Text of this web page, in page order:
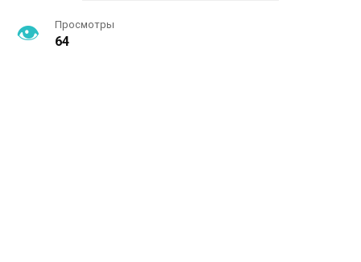
Просмотры
64